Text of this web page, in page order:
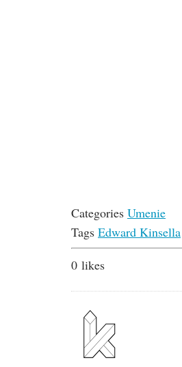
Categories Umenie
Tags Edward Kinsella
0 likes